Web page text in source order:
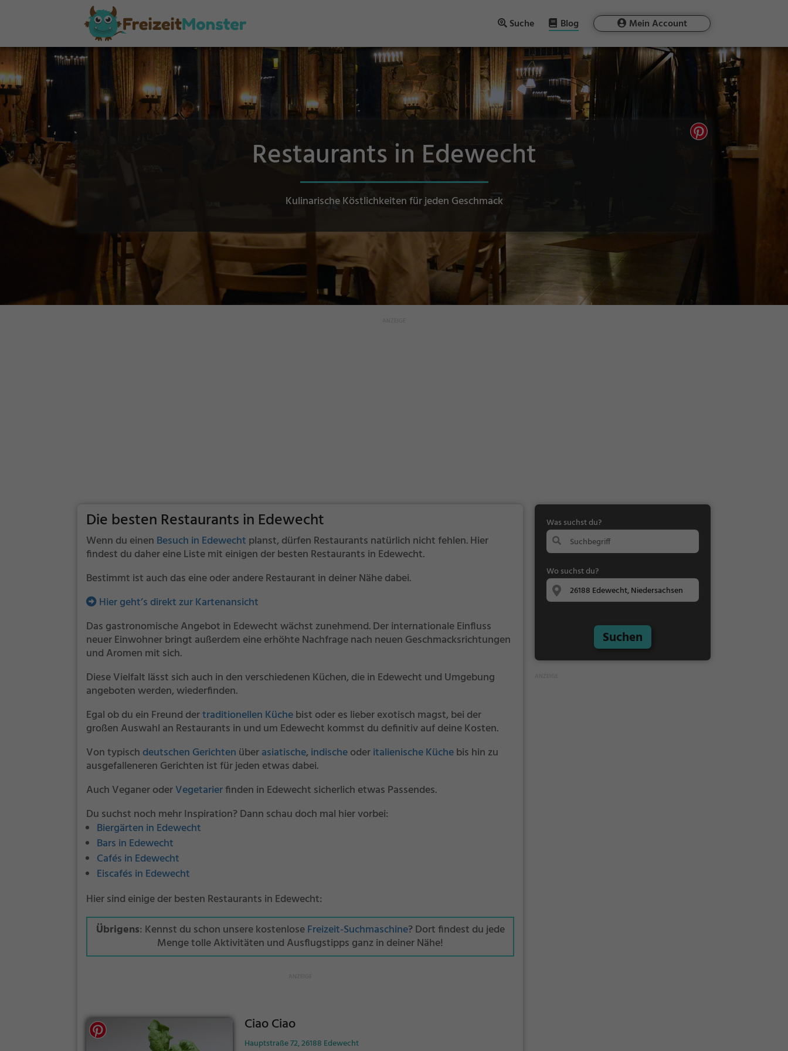
Suche Blog Mein Account
Restaurants in Edewecht
Kulinarische Köstlichkeiten für jeden Geschmack
Die besten Restaurants in Edewecht
Wenn du einen Besuch in Edewecht planst, dürfen Restaurants natürlich nicht fehlen. Hier
findest du daher eine Liste mit einigen der besten Restaurants in Edewecht.
Bestimmt ist auch das eine oder andere Restaurant in deiner Nähe dabei.
Hier geht’s direkt zur Kartenansicht
Das gastronomische Angebot in Edewecht wächst zunehmend. Der internationale Einfluss
neuer Einwohner bringt außerdem eine erhöhte Nachfrage nach neuen Geschmacksrichtungen
und Aromen mit sich.
Diese Vielfalt lässt sich auch in den verschiedenen Küchen, die in Edewecht und Umgebung
angeboten werden, wiederfinden.
Egal ob du ein Freund dertraditionellen Küchebist oder es lieber exotisch magst, bei der
großen Auswahl an Restaurants in und um Edewecht kommst du definitiv auf deine Kosten.
Von typisch deutschen Gerichten überasiatische,indischeoderitalienische Küchebis hin zu
ausgefalleneren Gerichten ist für jeden etwas dabei.
Auch Veganer oderVegetarierfinden in Edewecht sicherlich etwas Passendes.
Du suchst noch mehr Inspiration? Dann schau doch mal hier vorbei:
Biergärten in Edewecht
Bars in Edewecht
Cafés in Edewecht
Eiscafés in Edewecht
Hier sind einige der besten Restaurants in Edewecht:
Übrigens: Kennst du schon unsere kostenloseFreizeit-Suchmaschine? Dort findest du jede
Menge tolle Aktivitäten und Ausflugstipps ganz in deiner Nähe!
Ciao Ciao
Hauptstraße 72, 26188 Edewecht
Was suchst du?
Wo suchst du?
Suchen